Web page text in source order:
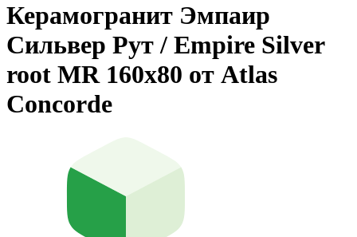
Керамогранит Эмпаир
Сильвер Рут / Empire Silver
root MR 160x80 от Atlas
Concorde